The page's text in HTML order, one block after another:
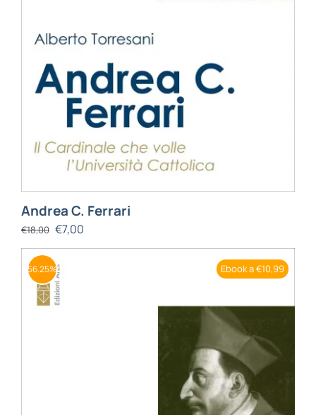
Andrea C. Ferrari
€18,00 €7,00
Ebook a €10,99
56.25%